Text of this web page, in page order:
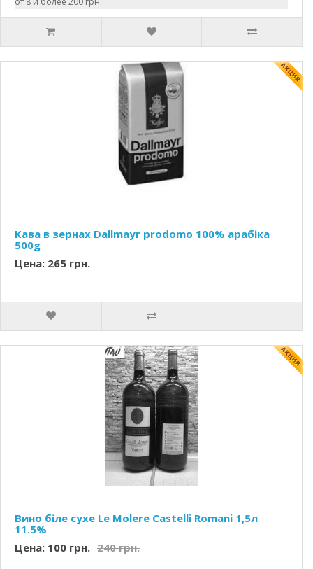
Кава в зернах Dallmayr prodomo 100% арабіка
500g
Цена: 265 грн.
Вино біле сухе Le Molere Castelli Romani 1,5л
11.5%
Цена: 100 грн. 240 грн.